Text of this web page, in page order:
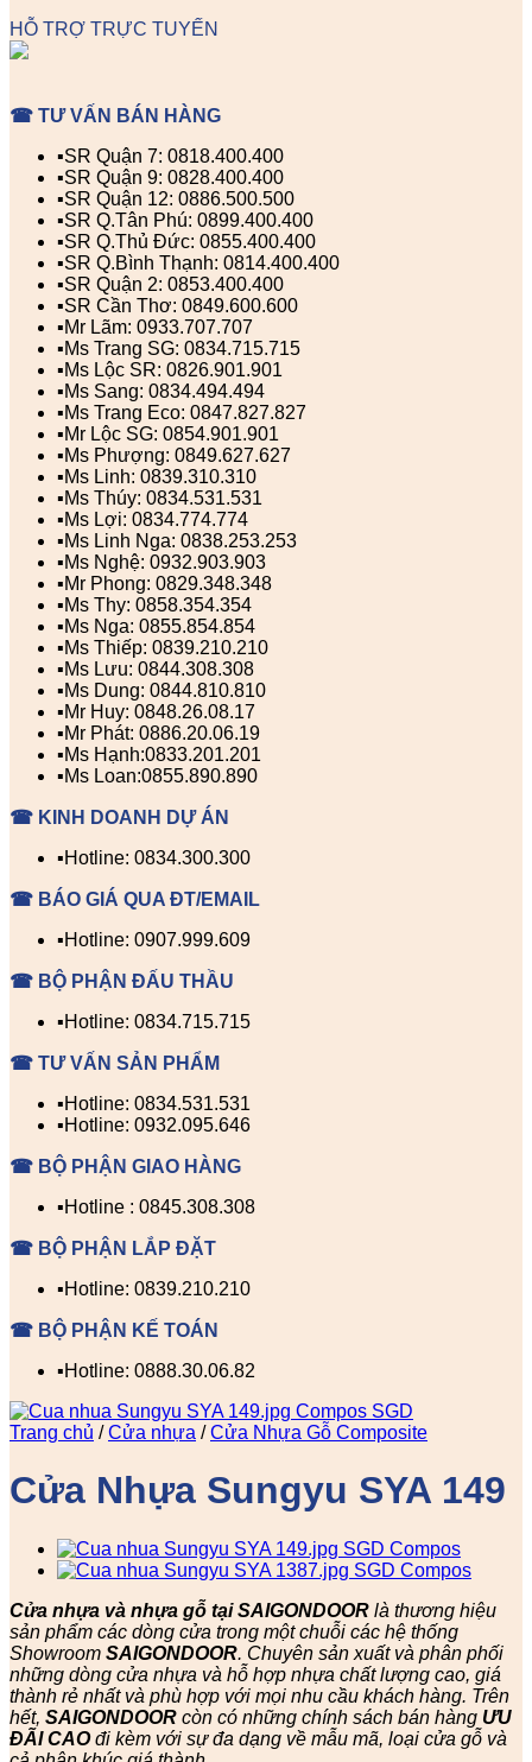
HỖ TRỢ TRỰC TUYẾN
☎ TƯ VẤN BÁN HÀNG
▪️SR Quận 7: 0818.400.400
▪️SR Quận 9: 0828.400.400
▪️SR Quận 12: 0886.500.500
▪️SR Q.Tân Phú: 0899.400.400
▪️SR Q.Thủ Đức: 0855.400.400
▪️SR Q.Bình Thạnh: 0814.400.400
▪️SR Quận 2: 0853.400.400
▪️SR Cần Thơ: 0849.600.600
▪️Mr Lãm: 0933.707.707
▪️Ms Trang SG: 0834.715.715
▪️Ms Lộc SR: 0826.901.901
▪️Ms Sang: 0834.494.494
▪️Ms Trang Eco: 0847.827.827
▪️Mr Lộc SG: 0854.901.901
▪️Ms Phượng: 0849.627.627
▪️Ms Linh: 0839.310.310
▪️Ms Thúy: 0834.531.531
▪️Ms Lợi: 0834.774.774
▪️Ms Linh Nga: 0838.253.253
▪️Ms Nghệ: 0932.903.903
▪️Mr Phong: 0829.348.348
▪️Ms Thy: 0858.354.354
▪️Ms Nga: 0855.854.854
▪️Ms Thiếp: 0839.210.210
▪️Ms Lưu: 0844.308.308
▪️Ms Dung: 0844.810.810
▪️Mr Huy: 0848.26.08.17
▪️Mr Phát: 0886.20.06.19
▪️Ms Hạnh:0833.201.201
▪️Ms Loan:0855.890.890
☎ KINH DOANH DỰ ÁN
▪️Hotline: 0834.300.300
☎ BÁO GIÁ QUA ĐT/EMAIL
▪️Hotline: 0907.999.609
☎ BỘ PHẬN ĐẤU THẦU
▪️Hotline: 0834.715.715
☎ TƯ VẤN SẢN PHẨM
▪️Hotline: 0834.531.531
▪️Hotline: 0932.095.646
☎ BỘ PHẬN GIAO HÀNG
▪️Hotline : 0845.308.308
☎ BỘ PHẬN LẮP ĐẶT
▪️Hotline: 0839.210.210
☎ BỘ PHẬN KẾ TOÁN
▪️Hotline: 0888.30.06.82
Trang chủ / Cửa nhựa / Cửa Nhựa Gỗ Composite
Cửa Nhựa Sungyu SYA 149
Cửa nhựa và nhựa gỗ tại SAIGONDOOR là thương hiệu
sản phẩm các dòng cửa trong một chuỗi các hệ thống
Showroom SAIGONDOOR. Chuyên sản xuất và phân phối
những dòng cửa nhựa và hỗ hợp nhựa chất lượng cao, giá
thành rẻ nhất và phù hợp với mọi nhu cầu khách hàng. Trên
hết, SAIGONDOOR còn có những chính sách bán hàng ƯU
ĐÃI CAOđi kèm với sự đa dạng về mẫu mã, loại cửa gỗ và